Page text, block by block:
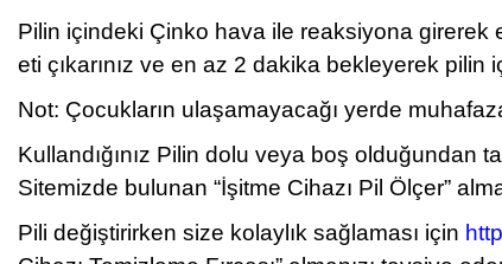
Pilin içindeki Çinko hava ile reaksiyona girerek
eti çıkarınız ve en az 2 dakika bekleyerek
Not: Çocukların ulaşamayacağı yerde
Kullandığınız Pilin dolu veya boş olduğundan
Sitemizde bulunan “İşitme Cihazı Pil Ölçer”
Pili değiştirirken size kolaylık sağlaması için